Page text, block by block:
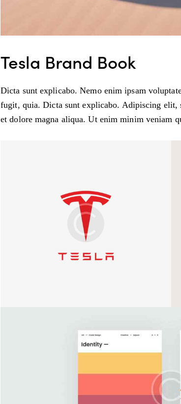
Tesla Brand Book
Dicta sunt explicabo. Nemo enim ipsam
fugit, quia. Dicta sunt explicabo. Adipiscing elit,
et dolore magna aliqua. Ut enim minim veniam